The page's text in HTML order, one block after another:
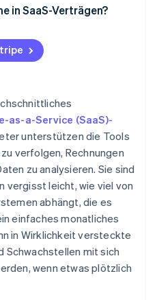
in SaaS-Verträgen?
unerwartete Kosten
die Skalierung nach
as-a-Service (SaaS)-
unterstützen die Tools
verfolgen, Rechnungen
zu analysieren. Sie sind
vergisst leicht, wie viel von
abhängt, die es
einfaches monatliches
in Wirklichkeit versteckte
Schwachstellen mit sich
wenn etwas plötzlich